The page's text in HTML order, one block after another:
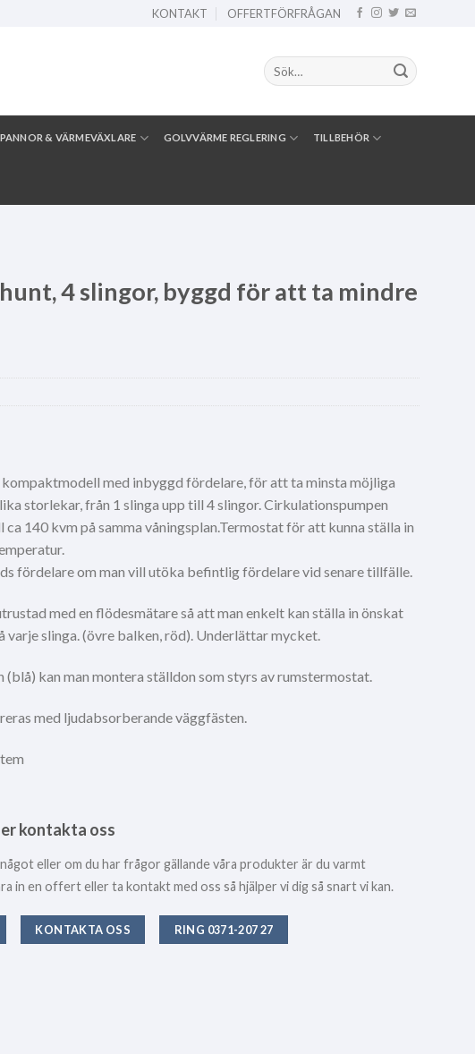
KONTAKT OFFERTFÖRFRÅGAN
Sök
efter:
PANNOR & VÄRMEVÄXLARE GOLVVÄRME REGLERING TILLBEHÖR
4 slingor, byggd för att ta mindre
kompaktmodell med inbyggd fördelare, för att ta minsta möjliga
storlekar, från 1 slinga upp till 4 slingor. Cirkulationspumpen
ca 140 kvm på samma våningsplan.Termostat för att kunna ställa in
fördelare om man vill utöka befintlig fördelare vid senare tillfälle.
med en flödesmätare så att man enkelt kan ställa in önskat
varje slinga. (övre balken, röd). Underlättar mycket.
(blå) kan man montera ställdon som styrs av rumstermostat.
med ljudabsorberande väggfästen.
kontakta oss
eller om du har frågor gällande våra produkter är du varmt
in en offert eller ta kontakt med oss så hjälper vi dig så snart vi kan.
KONTAKTA OSS RING 0371-207 27